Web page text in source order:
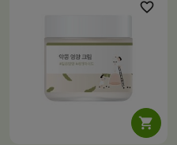
wygładza, nawilża i pomaga
przywrócić cerze świeży,
wypoczęty wygląd o poranku

favorite_border